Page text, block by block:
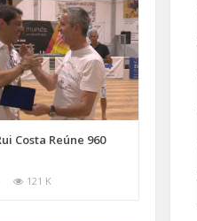
Costa Reúne 960
121 K